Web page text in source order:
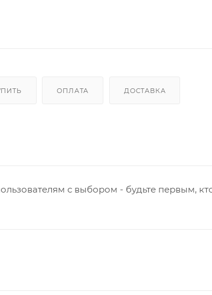
ОПЛАТА ДОСТАВКА
с выбором - будьте первым,